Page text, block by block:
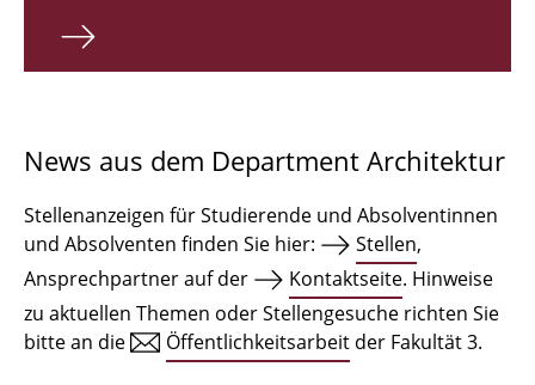
Master Architektur
Qualifikationsprofil
Institute
Einrichtungen
Zeichensäle
News aus dem Department Architektur
Stellenanzeigen für Studierende und Absolventinnen
und Absolventen finden Sie hier:
Stellen,
Ansprechpartner auf der
Kontaktseite. Hinweise
zu aktuellen Themen oder Stellengesuche richten Sie
bitte an die
Öffentlichkeitsarbeit der Fakultät 3.